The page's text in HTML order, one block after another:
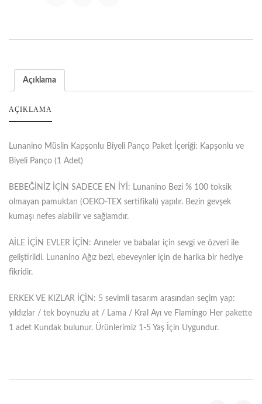
Açıklama
AÇIKLAMA
Lunanino Müslin Kapşonlu Biyeli Panço Paket İçeriği: Kapşonlu ve
Biyeli Panço (1 Adet)
BEBEĞİNİZ İÇİN SADECE EN İYİ: Lunanino Bezi % 100 toksik
olmayan pamuktan (OEKO-TEX sertifikalı) yapılır. Bezin gevşek
kumaşı nefes alabilir ve sağlamdır.
AİLE İÇİN EVLER İÇİN: Anneler ve babalar için sevgi ve özveri ile
geliştirildi. Lunanino Ağız bezi, ebeveynler için de harika bir hediye
fikridir.
ERKEK VE KIZLAR İÇİN: 5 sevimli tasarım arasından seçim yap:
yıldızlar / tek boynuzlu at / Lama / Kral Ayı ve Flamingo Her pakette
1 adet Kundak bulunur. Ürünlerimiz 1-5 Yaş İçin Uygundur.